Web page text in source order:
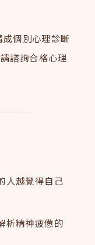
個別心理診斷
諮詢合格心理
人越覺得自己
析精神疲憊的